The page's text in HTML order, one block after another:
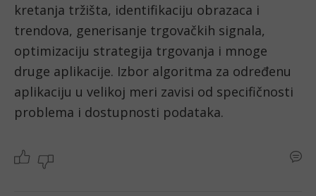
kretanja tržišta, identifikaciju obrazaca i
trendova, generisanje trgovačkih signala,
optimizaciju strategija trgovanja i mnoge
druge aplikacije. Izbor algoritma za određenu
aplikaciju u velikoj meri zavisi od specifičnosti
problema i dostupnosti podataka.